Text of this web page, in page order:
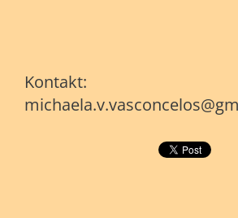
Kontakt: